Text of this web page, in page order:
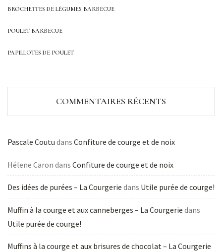
BROCHETTES DE LÉGUMES BARBECUE
POULET BARBECUE
PAPILLOTES DE POULET
COMMENTAIRES RÉCENTS
Pascale Coutu dans Confiture de courge et de noix
Hélene Caron dans Confiture de courge et de noix
Des idées de purées – La Courgerie dans Utile purée de courge!
Muffin à la courge et aux canneberges – La Courgerie dans
Utile purée de courge!
Muffins à la courge et aux brisures de chocolat – La Courgerie